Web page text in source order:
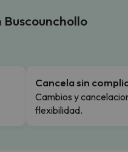
Cancela sin
Cambios y
flexibilidad.